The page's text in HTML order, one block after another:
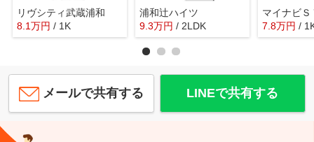
リヴシティ武蔵浦和
8.1万円 / 1K
浦和辻ハイツ
9.3万円 / 2LDK 7.8万円 /
メールで共有する LINEで共有する